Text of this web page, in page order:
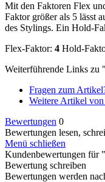
Mit den Faktoren Flex
Faktor größer als 5 lässt
des Stylings. Ein Hold-
Flex-Faktor: 4 Hold-
Weiterführende Links
Fragen zum
Weitere Artikel
Bewertungen 0
Bewertungen lesen,
Menü schließen
Kundenbewertungen für
Bewertung schreiben
Bewertungen werden